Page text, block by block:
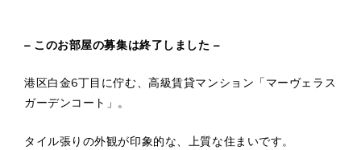
– このお部屋の募集は終了しました –
港区白金6丁目に佇む、高級賃貸マンション「マーヴェラス
ガーデンコート」。
タイル張りの外観が印象的な、上質な住まいです。